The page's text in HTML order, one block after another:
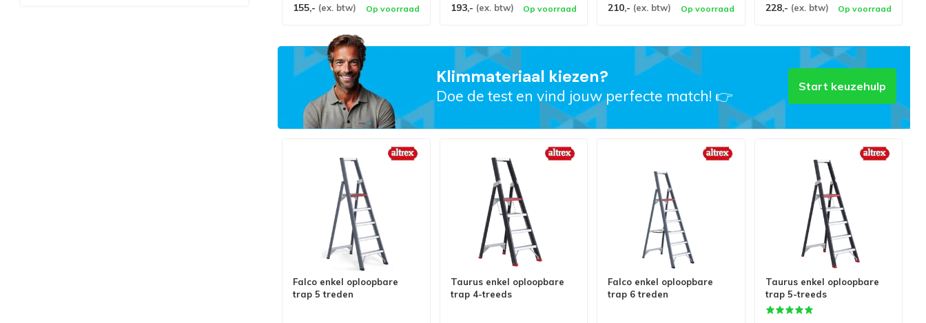
155,- (ex. btw) Op voorraad 193,- (ex. btw) Op voorraad 210,- (ex. btw) Op voorraad 228,- (ex. btw) Op voorraad
Klimmateriaal kiezen?
Doe de test en vind jouw perfecte match! 👉
Start keuzehulp
Falco enkel oploopbare
trap 5 treden
Taurus enkel oploopbare
trap 4-treeds
Falco enkel oploopbare
trap 6 treden
Taurus enkel oploopbare
trap 5-treeds